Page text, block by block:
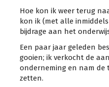
Hoe kon ik weer terug
kon ik (met alle
bijdrage aan het
Een paar jaar geleden
gooien; ik verkocht de
onderneming en nam de
zetten.